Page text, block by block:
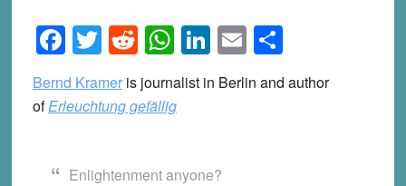
Facebook
Twitter
Reddit
WhatsApp
LinkedIn
EmailShare
Bernd Kramer is journalist in Berlin and author
ofErleuchtung gefällig
Enlightenment anyone?